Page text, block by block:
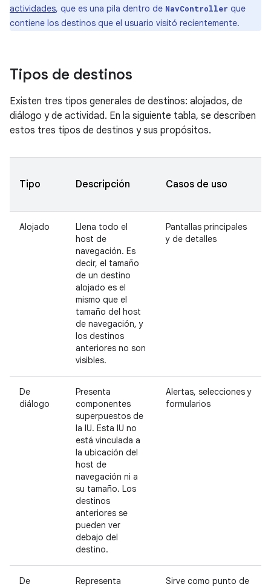
actividades, que es una pila dentro de NavController que
contiene los destinos que el usuario visitó recientemente.
Tipos de destinos
Existen tres tipos generales de destinos: alojados, de
diálogo y de actividad. En la siguiente tabla, se describen
estos tres tipos de destinos y sus propósitos.
Tipo Descripción Casos de uso
Alojado
Llena todo el
host de
navegación. Es
decir, el tamaño
de un destino
alojado es el
mismo que el
tamaño del host
de navegación, y
los destinos
anteriores no son
visibles.
Pantallas principales
y de detalles
De
diálogo
Presenta
componentes
superpuestos de
la IU. Esta IU no
está vinculada a
la ubicación del
host de
navegación ni a
su tamaño. Los
destinos
anteriores se
pueden ver
debajo del
destino.
Alertas, selecciones y
formularios
De
Representa
Sirve como punto de